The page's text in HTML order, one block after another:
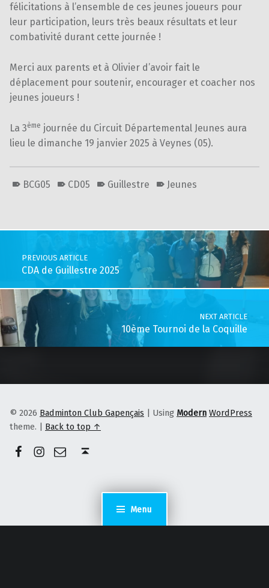
Menu
félicitations à l’ensemble de ces jeunes joueurs pour
leur participation, leurs très beaux résultats et leur
combativité durant cette journée !
Merci aux parents et à Olivier d’avoir fait le
déplacement pour soutenir, encourager et coacher nos
jeunes joueurs !
La 3ème journée du Circuit Départemental Jeunes aura
lieu le dimanche 19 janvier 2025 à Veynes (05).
BCG05 CD05 Guillestre Jeunes
Post navigation
PREVIOUS ARTICLE
CDA de Guillestre 2025
NEXT ARTICLE
10ème Tournoi de la Coquille
© 2026 Badminton Club Gapençais | Using Modern WordPress
theme. | Back to top ↑